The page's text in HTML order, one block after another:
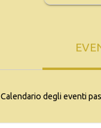
Calendario degli eventi